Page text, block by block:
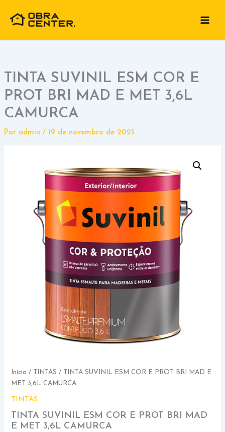
para
conteúdo
TINTA SUVINIL ESM COR E
PROT BRI MAD E MET 3,6L
CAMURCA
Por admin / 19 de novembro de 2025
Início / TINTAS / TINTA SUVINIL ESM COR E PROT BRI MAD E
MET 3,6L CAMURCA
TINTAS
TINTA SUVINIL ESM COR E PROT BRI MAD
E MET 3,6L CAMURCA